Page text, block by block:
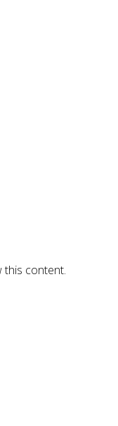
this content.